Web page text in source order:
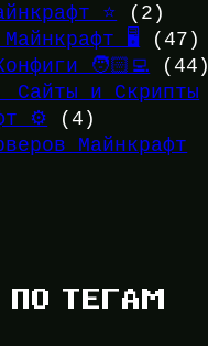
⭐ (2)
🖥️
(47)
🧑🏻‍💻 (44)
Сайты и Скрипты
⚙️ (4)
Майнкрафт
ПО ТЕГАМ